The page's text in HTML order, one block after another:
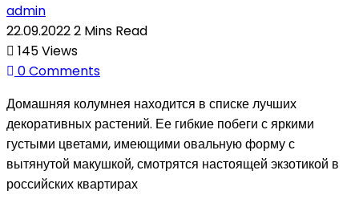
admin
22.09.20222 Mins Read
145Views
0Comments
Домашняя колумнея находится в списке лучших
декоративных растений. Ее гибкие побеги с яркими
густыми цветами, имеющими овальную форму с
вытянутой макушкой, смотрятся настоящей экзотикой в
российских квартирах